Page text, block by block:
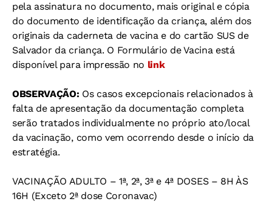
pela assinatura no documento, mais original e cópia
do documento de identificação da criança, além dos
originais da caderneta de vacina e do cartão SUS de
Salvador da criança. O Formulário de Vacina está
disponível para impressão no link
OBSERVAÇÃO: Os casos excepcionais relacionados à
falta de apresentação da documentação completa
serão tratados individualmente no próprio ato/local
da vacinação, como vem ocorrendo desde o início da
estratégia.
VACINAÇÃO ADULTO – 1ª, 2ª, 3ª e 4ª DOSES – 8H ÀS
16H (Exceto 2ª dose Coronavac)